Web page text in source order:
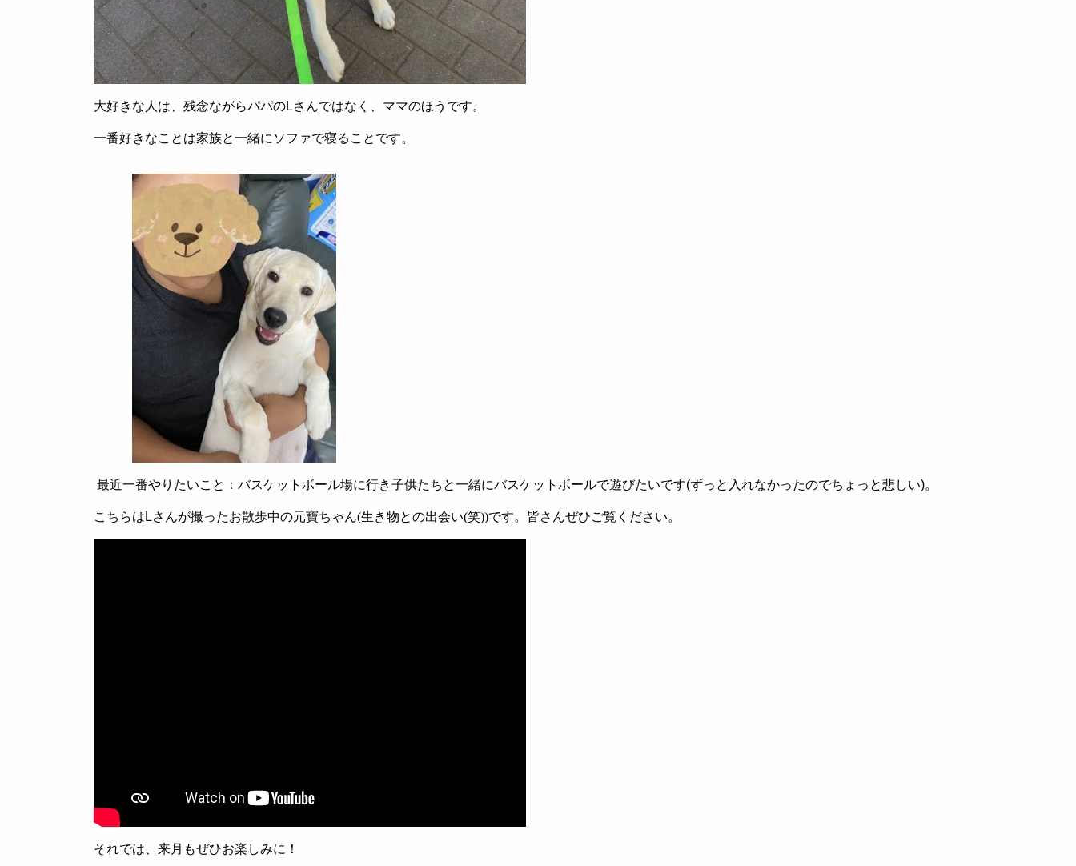
大好きな人は、残念ながらパパのLさんではなく、ママのほうです。
一番好きなことは家族と一緒にソファで寝ることです。
最近一番やりたいこと：バスケットボール場に行き子供たちと一緒にバスケットボールで遊びたいです(ずっと入れなかったのでちょっと悲しい)。
こちらは Lさんが撮ったお散歩中の元寶ちゃん(生き物との出会い(笑))です。皆さんぜひご覧ください。
それでは、来月もぜひお楽しみに！